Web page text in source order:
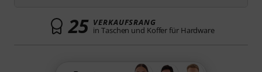
25 VERKAUFSRANG
in Taschen und Koffer für Hardware